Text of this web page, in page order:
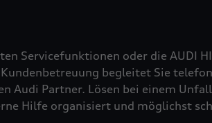
Servicefunktionen oder die AUDI
begleitet Sie
Audi Partner. Lösen bei einem
Hilfe organisiert und möglichst